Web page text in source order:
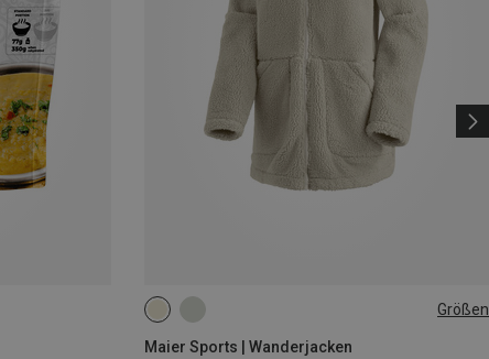
Größen
Maier Sports | Wanderjacken
M L